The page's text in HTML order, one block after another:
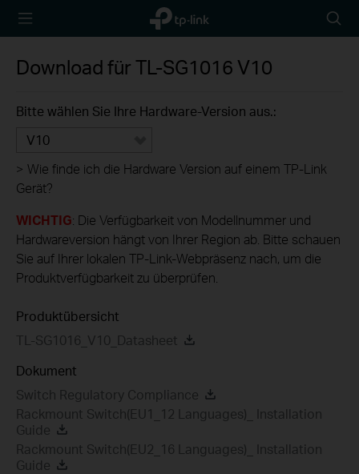
TP-Link,
Reliably
icon
Download fürTL-SG1016 V10
Bitte wählen Sie Ihre Hardware-Version aus.:
V10
> Wie finde ich die Hardware Version auf einem TP-Link
Gerät?
WICHTIG: Die Verfügbarkeit von Modellnummer und
Hardwareversion hängt von Ihrer Region ab. Bitte schauen
Sie auf Ihrer lokalen TP-Link-Webpräsenz nach, um die
Produktverfügbarkeit zu überprüfen.
Produktübersicht
TL-SG1016_V10_Datasheet
Dokument
Switch Regulatory Compliance
Rackmount Switch(EU1_12 Languages)_ Installation
Guide
Rackmount Switch(EU2_16 Languages)_ Installation
Guide